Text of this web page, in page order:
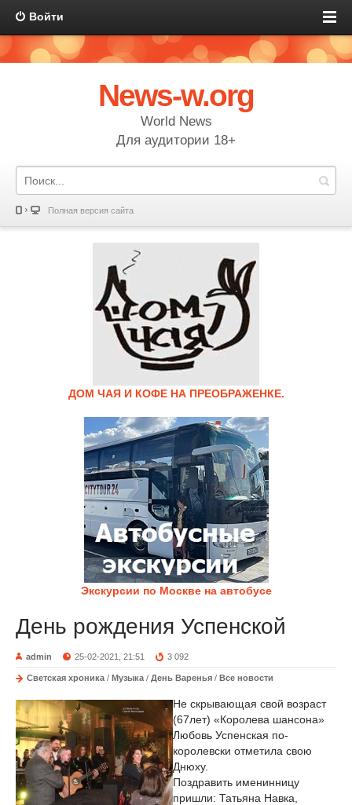
Войти
News-w.org
World News
Для аудитории 18+
Полная версия сайта
ДОМ ЧАЯ И КОФЕ НА ПРЕОБРАЖЕНКЕ.
Экскурсии по Москве на автобусе
День рождения Успенской
admin 25-02-2021, 21:51 3 092
Светская хроника / Музыка / День Варенья / Все новости
Не скрывающая свой возраст
(67лет) «Королева шансона»
Любовь Успенская по-
королевски отметила свою
Днюху.
Поздравить именинницу
пришли: Татьяна Навка,